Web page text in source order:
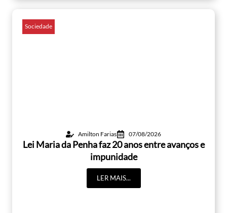
Sociedade
Amilton Farias 07/08/2026
Lei Maria da Penha faz 20 anos entre avanços e
impunidade
LER MAIS...